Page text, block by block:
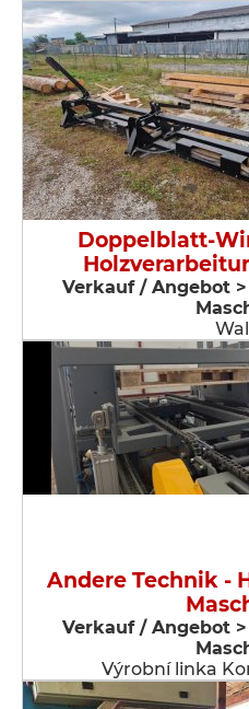
Doppelblatt-
Verkauf / Angebot
Andere Technik -
Verkauf / Angebot
Výrobní linka